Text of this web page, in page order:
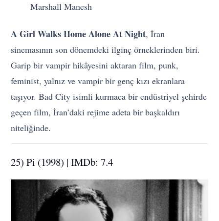
Marshall Manesh
A Girl Walks Home Alone At Night, İran
sinemasının son dönemdeki ilginç örneklerinden biri.
Garip bir vampir hikâyesini aktaran film, punk,
feminist, yalnız ve vampir bir genç kızı ekranlara
taşıyor. Bad City isimli kurmaca bir endüstriyel şehirde
geçen film, İran’daki rejime adeta bir başkaldırı
niteliğinde.
25) Pi (1998) | IMDb: 7.4